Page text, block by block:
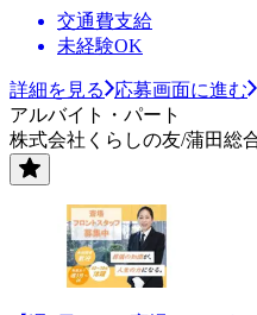
交通費支給
未経験OK
詳細を見る
応募画面に進む
アルバイト・パート
株式会社くらしの友/蒲田総